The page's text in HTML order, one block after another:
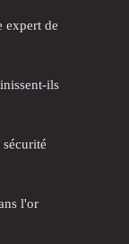
expert de
ils
l'or